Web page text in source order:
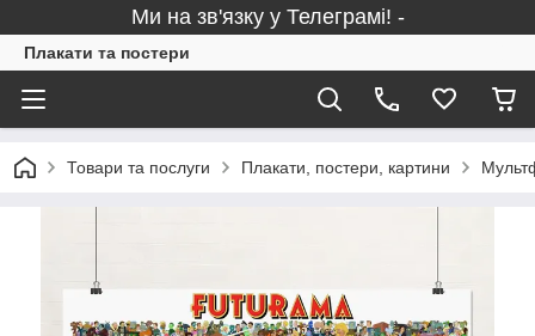
Ми на зв'язку у Телеграмі! -
Плакати та постери
Товари та послуги Плакати, постери, картини